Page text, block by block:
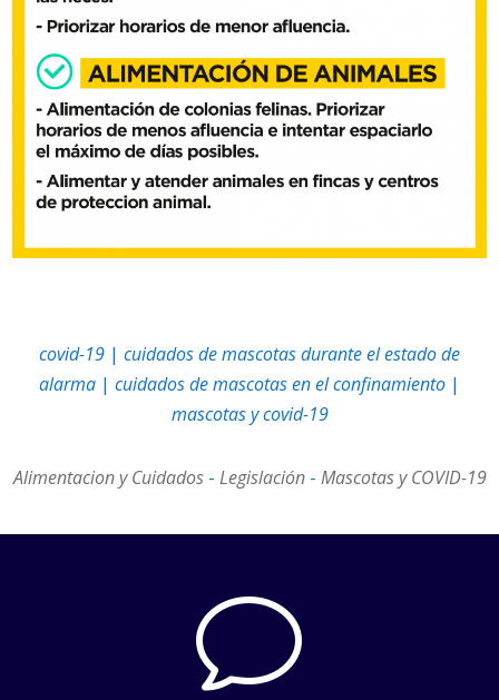
covid-19 | cuidados de mascotas durante el estado de
alarma | cuidados de mascotas en el confinamiento |
mascotas y covid-19
Alimentacion y Cuidados- Legislación- Mascotas y COVID-19
v